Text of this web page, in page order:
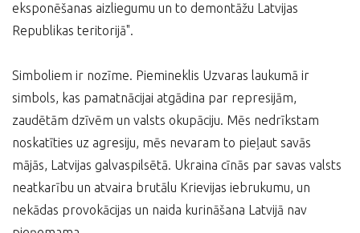
eksponēšanas aizliegumu un to demontāžu Latvijas
Republikas teritorijā".
Simboliem ir nozīme. Piemineklis Uzvaras laukumā ir
simbols, kas pamatnācijai atgādina par represijām,
zaudētām dzīvēm un valsts okupāciju. Mēs nedrīkstam
noskatīties uz agresiju, mēs nevaram to pieļaut savās
mājās, Latvijas galvaspilsētā. Ukraina cīnās par savas valsts
neatkarību un atvaira brutālu Krievijas iebrukumu, un
nekādas provokācijas un naida kurināšana Latvijā nav